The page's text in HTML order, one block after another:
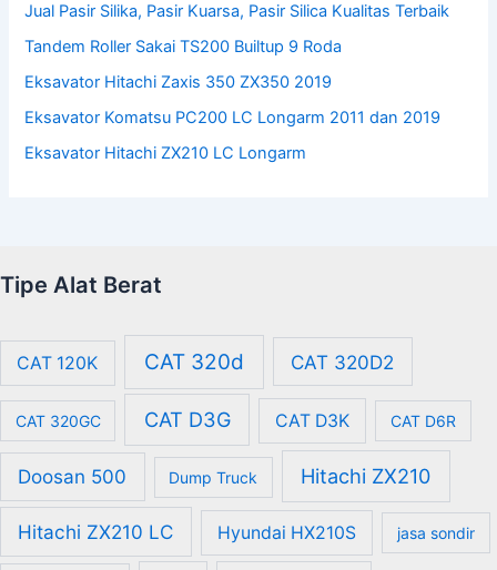
Jual Pasir Silika, Pasir Kuarsa, Pasir Silica Kualitas Terbaik
Tandem Roller Sakai TS200 Builtup 9 Roda
Eksavator Hitachi Zaxis 350 ZX350 2019
Eksavator Komatsu PC200 LC Longarm 2011 dan 2019
Eksavator Hitachi ZX210 LC Longarm
Tipe Alat Berat
CAT 120K CAT 320d CAT 320D2
CAT 320GC CAT D3G CAT D3K CAT D6R
Doosan 500 Dump Truck Hitachi ZX210
Hitachi ZX210 LC Hyundai HX210S jasa sondir